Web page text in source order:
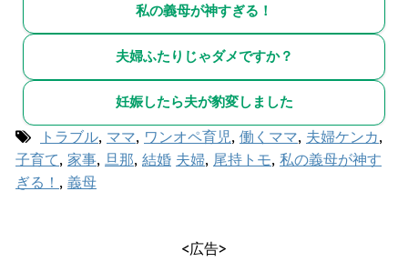
私の義母が神すぎる！
夫婦ふたりじゃダメですか？
妊娠したら夫が豹変しました
トラブル, ママ, ワンオペ育児, 働くママ, 夫婦ケンカ,
子育て, 家事, 旦那, 結婚 夫婦, 尾持トモ, 私の義母が神す
ぎる！ , 義母
<広告>